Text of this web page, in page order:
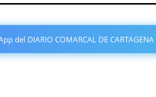
del DIARIO COMARCAL DE CARTAGENA